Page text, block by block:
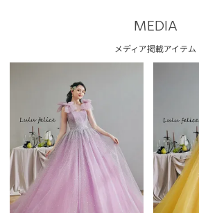
MEDIA
メディア掲載アイテム